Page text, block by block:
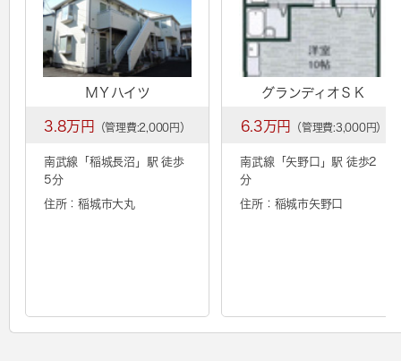
ＭＹハイツ
3.8万円 （管理費:2,000円）
南武線「 稲城長沼 」駅 徒歩
5分
住所：稲城市大丸
グランディオＳＫ
6.3万円 （管理費:3,000円）
南武線「矢野口
」駅 徒歩2
分
住所：稲城市矢野口